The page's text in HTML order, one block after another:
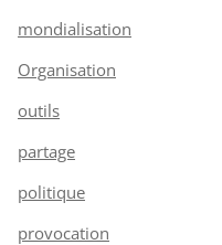
mondialisation
Organisation
outils
partage
politique
provocation